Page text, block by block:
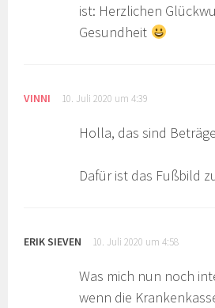
ist: Herzlichen
Gesundheit
VINNI 10. Juli 2020 um 4:39
Holla, das sind
Dafür ist das Fußbild
ERIK SIEVEN 10. Juli 2020 um 4:58
Was mich nun noch
wenn die